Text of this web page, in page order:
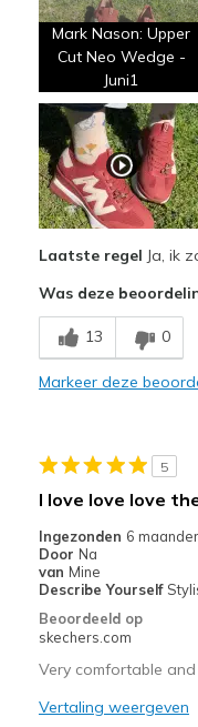
Beste toepassingen
Casual Wear
Going Out
Travel
Width
Sizing
View On Shoes
Mark Nason: Upper
Cut Neo Wedge -
Juni1
Laatste regel Ja, ik
Was deze
13 0
Markeer deze
5
I love love love
Ingezonden 6
Door Na
van Mine
Describe Yourself
Beoordeeld op
skechers.com
Very comfortable and
Vertaling weergeven